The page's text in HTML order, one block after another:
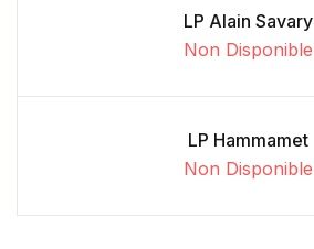
LP Alain Savary
Non Disponible
LP Hammamet
Non Disponible